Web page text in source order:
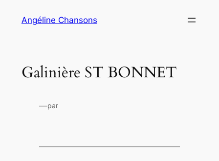
Angéline Chansons
Galinière ST BONNET
—par